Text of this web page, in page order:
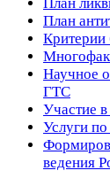
План
Критерии
Научное
ГТС
Участие
Услуги
ведения